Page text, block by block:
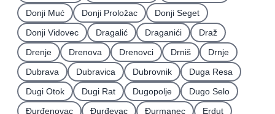
Donji Muć
Donji Proložac
Donji Seget
Donji Vidovec
Dragalić Draganići
Draž
Drenje
Drenova Drenovci Drniš
Drnje
Dubrava
Dubravica Dubrovnik
Duga Resa
Dugi Otok
Dugi Rat Dugopolje
Dugo Selo
Ðurđenovac
Ðurđevac Ðurmanec
Erdut